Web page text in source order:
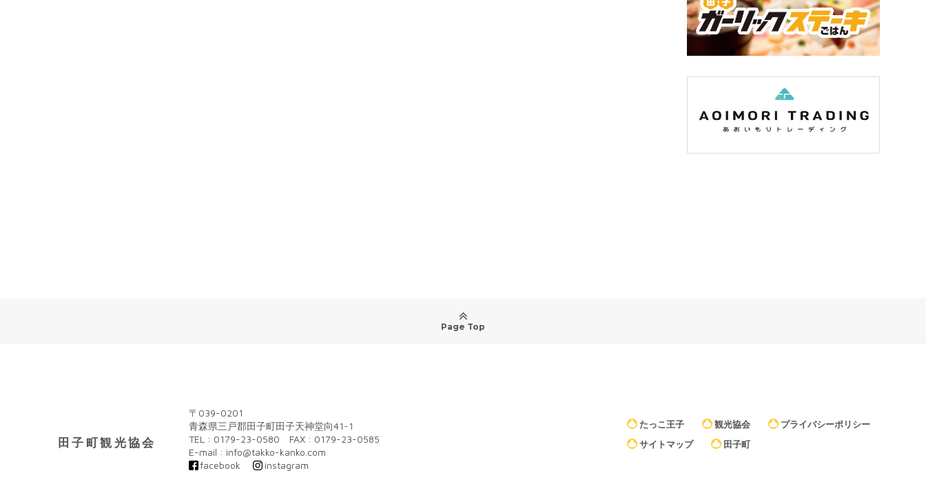
Page Top
田子町観光協会
〒039-0201
青森県三戸郡田子町田子天神堂向41-1
TEL : 0179-23-0580 FAX : 0179-23-0585
E-mail : info@takko-kanko.com
facebook
instagram
たっこ王子 観光協会
プライバシーポリシー
サイトマップ
田子町